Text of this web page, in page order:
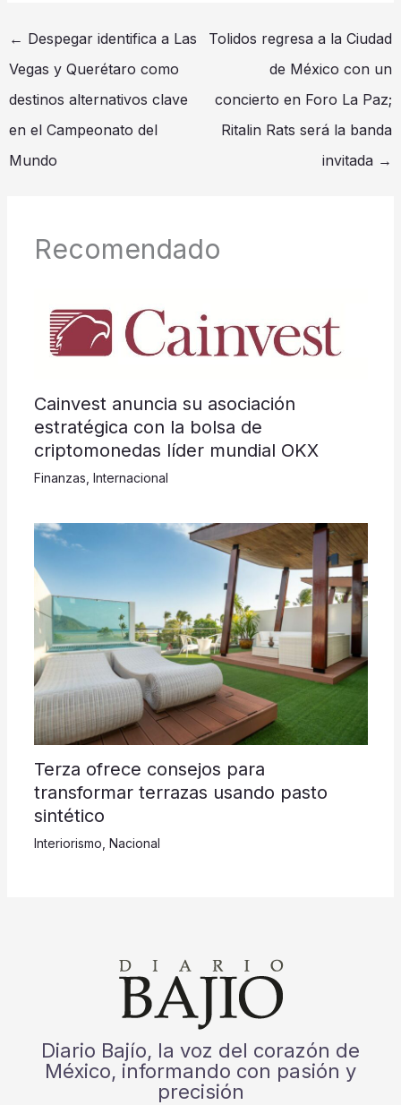
← Despegar identifica a Las
Vegas y Querétaro como
destinos alternativos clave
en el Campeonato del
Mundo
Tolidos regresa a la Ciudad
de México con un
concierto en Foro La Paz;
Ritalin Rats será la banda
invitada →
Recomendado
Cainvest anuncia su asociación
estratégica con la bolsa de
criptomonedas líder mundial OKX
Finanzas Internacional
Terza ofrece consejos para
transformar terrazas usando pasto
sintético
Interiorismo, Nacional
Diario Bajío, la voz del corazón de
México, informando con pasión y
precisión